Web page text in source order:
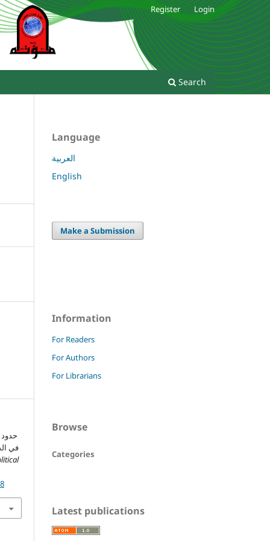
Search
Register Login
حدود
في
Language
العربية
English
Make a Submission
Information
For Readers
For Authors
For Librarians
Browse
Categories
Latest publications